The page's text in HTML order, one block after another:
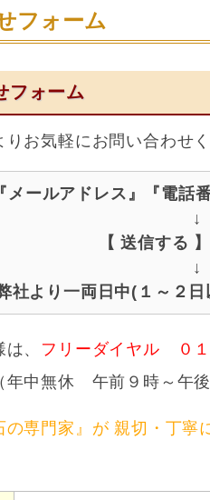
フォーム
フォーム
お気軽にお問い合わせく
メールアドレス』『電話
↓
【 送信する
↓
社より一両日中(１～２
、 フリーダイヤル ０
年中無休 午前９時～午後
の専門家』が 親切・丁